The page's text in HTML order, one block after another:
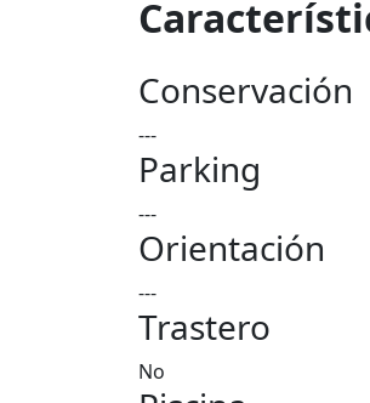
Conservación
---
Parking
---
Orientación
---
Trastero
No